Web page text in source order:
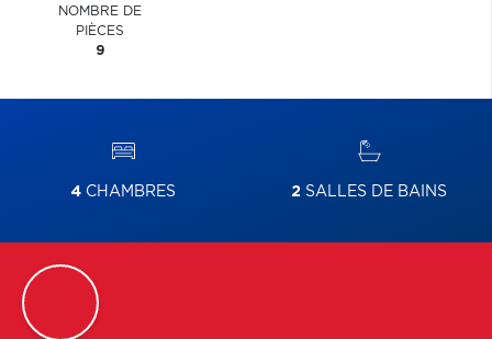
NOMBRE DE
PIÈCES
9
4 CHAMBRES 2 SALLES DE BAINS